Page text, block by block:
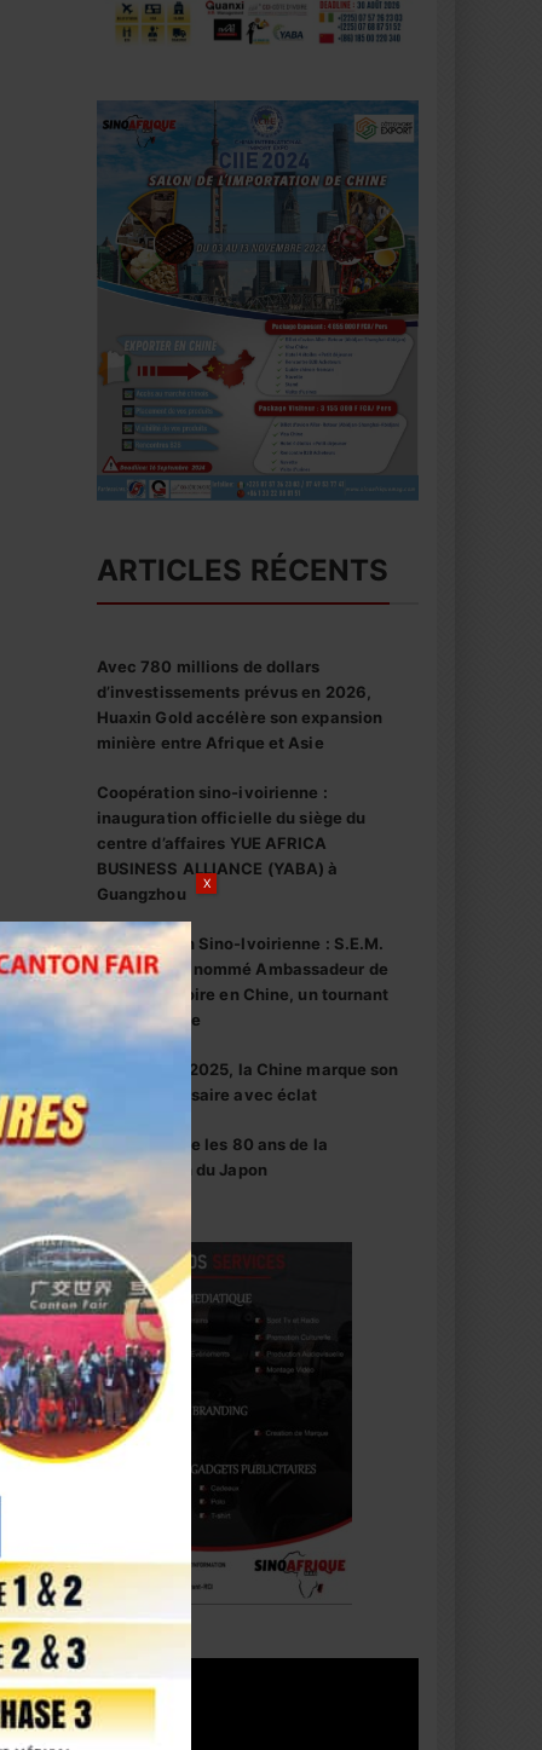
ARTICLES RÉCENTS
Avec 780 millions de dollars
d’investissements prévus en 2026,
Huaxin Gold accélère son expansion
minière entre Afrique et Asie
Coopération sino-ivoirienne :
inauguration officielle du siège du
centre d’affaires YUE AFRICA
BUSINESS ALLIANCE (YABA) à
Guangzhou
Coopération Sino-Ivoirienne : S.E.M.
Abou Dosso nommé Ambassadeur de
la Côte d’Ivoire en Chine, un tournant
diplomatique
1er octobre 2025, la Chine marque son
76e anniversaire avec éclat
La Chine fête les 80 ans de la
capitulation du Japon
Lecteur
vidéo
X